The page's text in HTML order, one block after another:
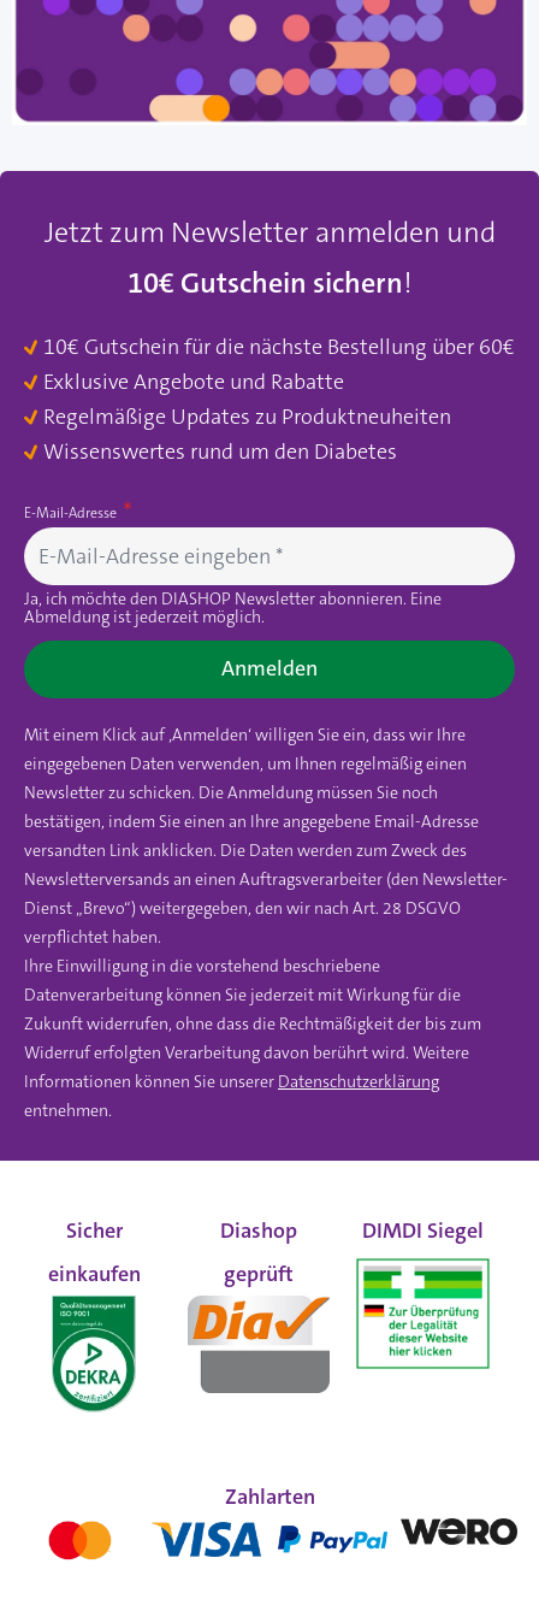
Jetzt zum Newsletter anmelden und
10€ Gutschein sichern!
10€ Gutschein für die nächste Bestellung über 60€
Exklusive Angebote und Rabatte
Regelmäßige Updates zu Produktneuheiten
Wissenswertes rund um den Diabetes
E-Mail-Adresse
Ja, ich möchte den DIASHOP Newsletter abonnieren. Eine
Abmeldung ist jederzeit möglich.
Anmelden
Mit einem Klick auf ‚Anmelden‘ willigen Sie ein, dass wir Ihre
eingegebenen Daten verwenden, um Ihnen regelmäßig einen
Newsletter zu schicken. Die Anmeldung müssen Sie noch
bestätigen, indem Sie einen an Ihre angegebene Email-Adresse
versandten Link anklicken. Die Daten werden zum Zweck des
Newsletterversands an einen Auftragsverarbeiter (den Newsletter-
Dienst „Brevo“) weitergegeben, den wir nach Art. 28 DSGVO
verpflichtet haben.
Ihre Einwilligung in die vorstehend beschriebene
Datenverarbeitung können Sie jederzeit mit Wirkung für die
Zukunft widerrufen, ohne dass die Rechtmäßigkeit der bis zum
Widerruf erfolgten Verarbeitung davon berührt wird. Weitere
Informationen können Sie unserer Datenschutzerklärung
entnehmen.
Sicher
einkaufen
Diashop
geprüft
DIMDI Siegel
Zahlarten